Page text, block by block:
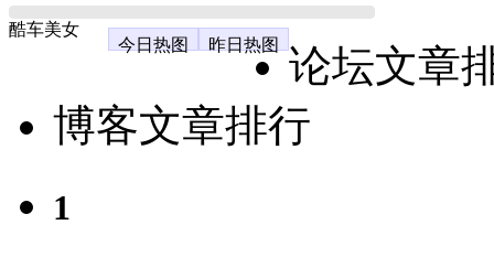
酷车美女
今日热图
昨日热图
论坛文章
博客文章排行
1